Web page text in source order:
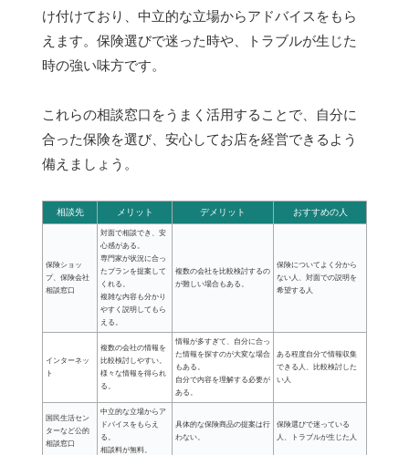
け付けており、中立的な立場からアドバイスをもら
えます。保険選びで迷った時や、トラブルが生じた
時の強い味方です。
これらの相談窓口をうまく活用することで、自分に
合った保険を選び、安心してお店を経営できるよう
備えましょう。
相談先 メリット デメリット おすすめの人
保険ショッ
プ、保険会社
相談窓口
対面で相談でき、安
心感がある。
専門家が状況に合っ
たプランを提案して
くれる。
複雑な内容も分かり
やすく説明してもら
える。
複数の会社を比較検討するの
が難しい場合もある。
保険についてよく分から
ない人、対面での説明を
希望する人
インターネッ
ト
複数の会社の情報を
比較検討しやすい。
様々な情報を得られ
る。
情報が多すぎて、自分に合っ
た情報を探すのが大変な場合
もある。
自分で内容を理解する必要が
ある。
ある程度自分で情報収集
できる人、比較検討した
い人
国民生活セン
ターなど公的
相談窓口
中立的な立場からア
ドバイスをもらえ
る。
相談料が無料。
具体的な保険商品の提案は行
わない。
保険選びで迷っている
人、トラブルが生じた人